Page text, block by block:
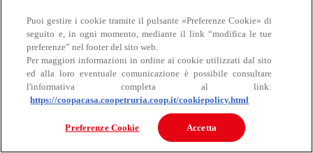
Bovino
Puoi gestire i cookie tramite il pulsante «Preferenze Cookie» di
seguito e, in ogni momento, mediante il link “modifica le tue
preferenze” nel footer del sito web.
Per maggiori informazioni in ordine ai cookie utilizzati dal sito
ed alla loro eventuale comunicazione è possibile consultare
l'informativa completa al link:
https://coopacasa.coopetruria.coop.it/cookiepolicy.html
Preferenze Cookie Accetta